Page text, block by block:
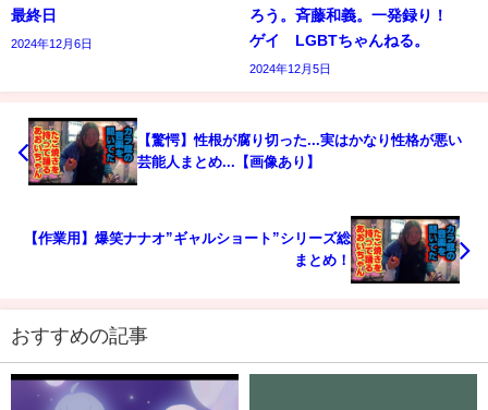
最終日
2024年12月6日
ろう。斉藤和義。一発録り！
ゲイ LGBTちゃんねる。
2024年12月5日
【驚愕】性根が腐り切った...実はかなり性格が悪い
芸能人まとめ...【画像あり】
【作業用】爆笑ナナオ”ギャルショート”シリーズ総
まとめ！
おすすめの記事